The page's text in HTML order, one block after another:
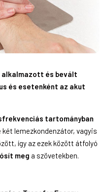
alkalmazott és bevált
és esetenként az akut
tartományban
lemezkondenzátor, vagyis
így az ezek között átfolyó
meg a szövetekben.